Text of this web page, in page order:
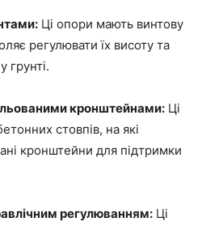
Ці опори мають винтову
регулювати їх висоту та
грунті.
кронштейнами: Ці
стовпів, на які
кронштейни для підтримки
регулюванням: Ці